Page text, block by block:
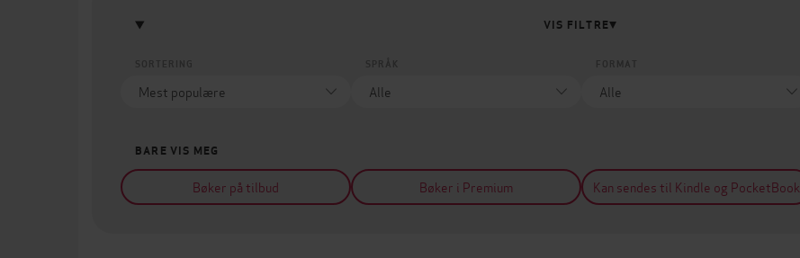
VIS FILTRE
BARE VIS MEG
Bøker på tilbud Bøker i Premium Kan sendes til Kindle og PocketBook